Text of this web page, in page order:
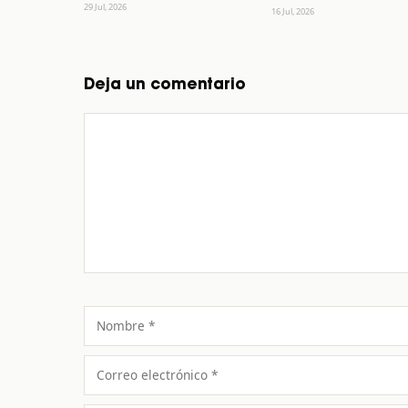
29 Jul, 2026 16 Jul, 2026
Deja un comentario
Nombre
Correo
electrónico